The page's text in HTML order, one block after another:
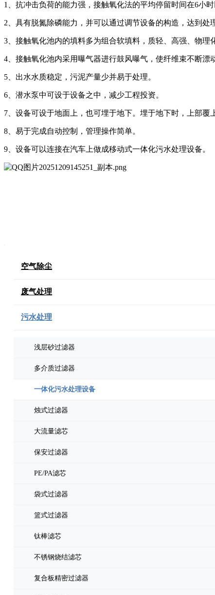
1、抗冲击负荷的能力强，接触氧化法的平均停留时间在6小时
2、具有脱氮除磷能力，并可以通过调节设备的构造，达到处
3、接触氧化池内的填料多为组合软填料，质轻、高强、物理
4、接触氧化池内采用曝气器进行鼓风曝气，使纤维束不断漂
5、出水水质稳定，污泥产量少并易于处理。
6、潜水泵中可设于设备之中，减少工程投资。
7、设备可设于地面上，也可埋于地下。埋于地下时，上部覆
8、易于完成自动控制，管理操作简单。
9、设备可以连接在汽车上做成移动式一体化污水处理设备。
空气除尘
废气处理
污水处理
浅层砂过滤器
多介质过滤器
一体化污水处理设备
烛式过滤器
大流量滤芯
保安过滤器
PE/PA滤芯
袋式过滤器
篮式过滤器
钛棒滤芯
不锈钢烧结滤芯
复合板精密过滤器